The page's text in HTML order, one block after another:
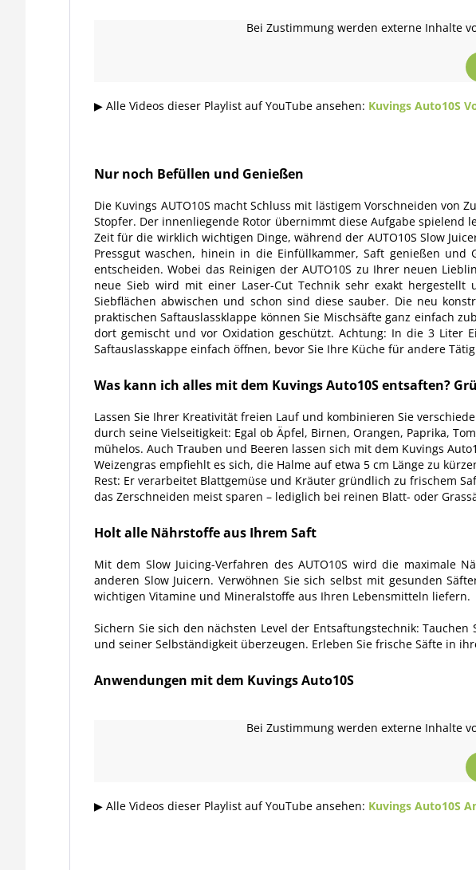
Bei Zustimmung werden externe Inhalte
▶ Alle Videos dieser Playlist auf YouTube ansehen: Kuvings Auto10S
Nur noch Befüllen und Genießen
Die Kuvings AUTO10S macht Schluss mit lästigem Vorschneiden
Stopfer. Der innenliegende Rotor übernimmt diese Aufgabe spielend
Zeit für die wirklich wichtigen Dinge, während der AUTO10S Slow
Pressgut waschen, hinein in die Einfüllkammer, Saft genießen
entscheiden. Wobei das Reinigen der AUTO10S zu Ihrer neuen
neue Sieb wird mit einer Laser-Cut Technik sehr exakt
Siebflächen abwischen und schon sind diese sauber. Die neu
praktischen Saftauslassklappe können Sie Mischsäfte ganz einfach
dort gemischt und vor Oxidation geschützt. Achtung: In die 3 Liter
Saftauslasskappe einfach öffnen, bevor Sie Ihre Küche für andere
Was kann ich alles mit dem Kuvings Auto10S entsaften?
Lassen Sie Ihrer Kreativität freien Lauf und kombinieren Sie
durch seine Vielseitigkeit: Egal ob Äpfel, Birnen, Orangen, Paprika,
mühelos. Auch Trauben und Beeren lassen sich mit dem Kuvings
Weizengras empfiehlt es sich, die Halme auf etwa 5 cm Länge zu
Rest: Er verarbeitet Blattgemüse und Kräuter gründlich zu frischem
das Zerschneiden meist sparen – lediglich bei reinen Blatt- oder
Holt alle Nährstoffeaus Ihrem Saft
Mit dem Slow Juicing-Verfahren des AUTO10S wird die maximale
anderen Slow Juicern. Verwöhnen Sie sich selbst mit gesunden
wichtigen Vitamine und Mineralstoffe aus Ihren Lebensmitteln liefern.
Sichern Sie sich den nächsten Level der Entsaftungstechnik:
und seiner Selbständigkeit überzeugen. Erleben Sie frische Säfte in
Anwendungen mit dem Kuvings Auto10S
Bei Zustimmung werden externe Inhalte
▶ Alle Videos dieser Playlist auf YouTube ansehen: Kuvings Auto10S